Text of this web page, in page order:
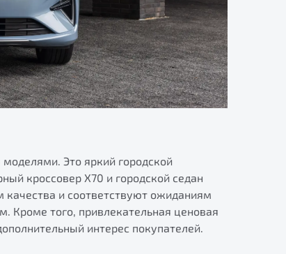
Это яркий городской
кроссовер X70 и городской седан
и соответствуют ожиданиям
Кроме того, привлекательная ценовая
интерес покупателей.